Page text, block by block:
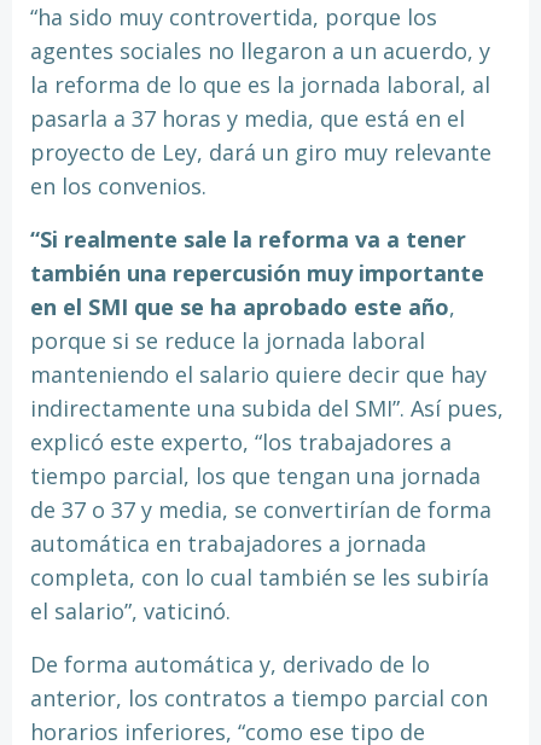
“ha sido muy controvertida, porque los
agentes sociales no llegaron a un acuerdo, y
la reforma de lo que es la jornada laboral, al
pasarla a 37 horas y media, que está en el
proyecto de Ley, dará un giro muy relevante
en los convenios.
“Si realmente sale la reforma va a tener
también una repercusión muy importante
en el SMI que se ha aprobado este año,
porque si se reduce la jornada laboral
manteniendo el salario quiere decir que hay
indirectamente una subida del SMI”. Así pues,
explicó este experto, “los trabajadores a
tiempo parcial, los que tengan una jornada
de 37 o 37 y media, se convertirían de forma
automática en trabajadores a jornada
completa, con lo cual también se les subiría
el salario”, vaticinó.
De forma automática y, derivado de lo
anterior, los contratos a tiempo parcial con
horarios inferiores, “como ese tipo de